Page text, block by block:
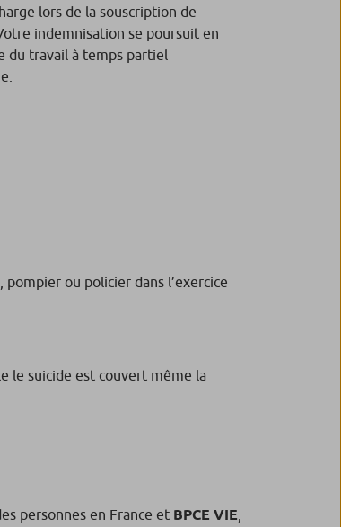
lors de la souscription de
indemnisation se poursuit en
du travail à temps partiel
ou policier dans l’exercice
le suicide est couvert même la
personnes en France et BPCE VIE